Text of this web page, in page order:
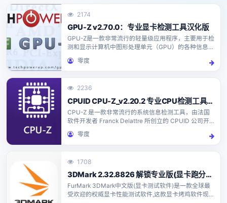
2174
GPU-Z v2.70.0：专业显卡检测工具汉化版
GPU-Z是一款非常流行的轻量级应用程序，主要用于检
测和显示计算机中图形处理单元（GPU）的各种信息。
以及Intel的GPU，并且以绿色免安装...
零度
2236
CPUID CPU-Z_v2.20.2 专业CPU检测工具中文汉化版
CPU-Z 是一款非常流行的系统信息检测工具，由法国
软件开发者 Franck Delattre 所创立的 CPUID 公司开
和编号、代号、工艺、封装、缓存级...
零度
1708
3DMark 2.32.8826 解锁专业版(显卡跑分软件)
FurMark 3DMark中文版(显卡测试软件)是一款全球最
受欢迎的权威显卡性能测试软件,这款显卡烤鸡软件现